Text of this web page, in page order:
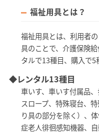
福祉用具とは？
福祉用具とは、利用者
具のことで、介護保険
タルで13種目、購入で5
◆レンタル13種目
車いす、車いす付属品
スロープ、特殊寝台、
り具の部分を除く）、
症老人徘徊感知機器、